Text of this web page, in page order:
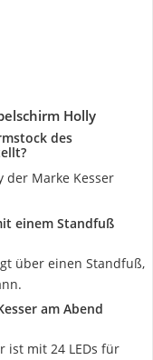
Holly
des
der Marke Kesser
einem Standfuß
über einen Standfuß,
am Abend
ist mit 24 LEDs für